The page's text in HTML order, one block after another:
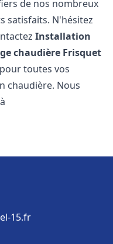
de nos nombreux
satisfaits. N'hésitez
Installation
chaudière Frisquet
pour toutes vos
chaudière. Nous
15.fr